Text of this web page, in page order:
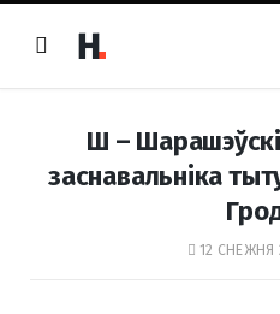
Ш –
заснавальніка
12 СНЕЖНЯ